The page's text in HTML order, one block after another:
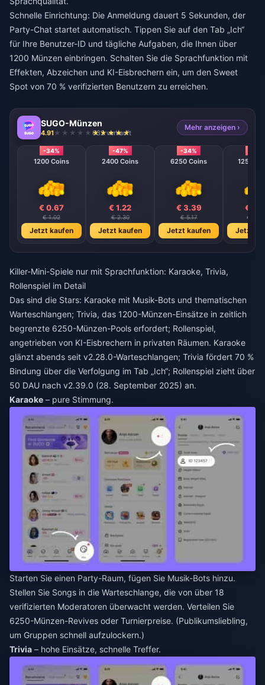
Schnelle Einrichtung: Die Anmeldung dauert 5 Sekunden, der
Party-Chat startet automatisch. Tippen Sie auf den Tab „Ich“
für Ihre Benutzer-ID und tägliche Aufgaben, die Ihnen über
1200 Münzen einbringen. Schalten Sie die Sprachfunktion mit
Effekten, Abzeichen und KI-Eisbrechern ein, um den Sweet
Spot von 70 % verifizierten Benutzern zu erreichen.
SUGO-Münzen
4.91 632 verkauft
Mehr anzeigen ›
-34%
1200 Coins
€ 0.67
€ 1.02
Jetzt kaufen
-47%
2400 Coins
€ 1.22
€ 2.30
Jetzt kaufen
-34%
6250 Coins
€ 3.39
€ 5.17
Jetzt kaufen
12500
€
€
Jetzt
Killer-Mini-Spiele nur mit Sprachfunktion: Karaoke, Trivia,
Rollenspiel im Detail
Das sind die Stars: Karaoke mit Musik-Bots und thematischen
Warteschlangen; Trivia, das 1200-Münzen-Einsätze in zeitlich
begrenzte 6250-Münzen-Pools erfordert; Rollenspiel,
angetrieben von KI-Eisbrechern in privaten Räumen. Karaoke
glänzt abends seit v2.28.0-Warteschlangen; Trivia fördert 70 %
Bindung über die Verfolgung im Tab „Ich“; Rollenspiel zieht über
50 DAU nach v2.39.0 (28. September 2025) an.
Karaoke – pure Stimmung.
Starten Sie einen Party-Raum, fügen Sie Musik-Bots hinzu.
Stellen Sie Songs in die Warteschlange, die von über 18
verifizierten Moderatoren überwacht werden. Verteilen Sie
6250-Münzen-Revives oder Turnierpreise. (Publikumsliebling,
um Gruppen schnell aufzulockern.)
Trivia – hohe Einsätze, schnelle Treffer.